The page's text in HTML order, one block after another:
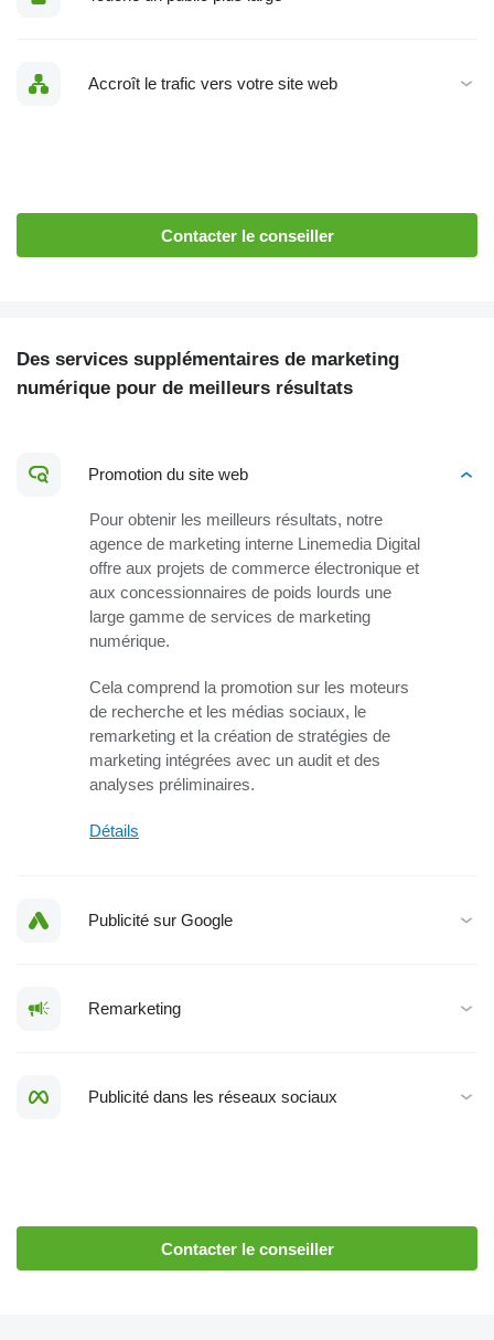
Accroît le trafic vers votre site web
Contacter le conseiller
Des services supplémentaires de marketing
numérique pour de meilleurs résultats
Promotion du site web
Pour obtenir les meilleurs résultats, notre
agence de marketing interne Linemedia Digital
offre aux projets de commerce électronique et
aux concessionnaires de poids lourds une
large gamme de services de marketing
numérique.
Cela comprend la promotion sur les moteurs
de recherche et les médias sociaux, le
remarketing et la création de stratégies de
marketing intégrées avec un audit et des
analyses préliminaires.
Détails
Publicité sur Google
Remarketing
Publicité dans les réseaux sociaux
Contacter le conseiller